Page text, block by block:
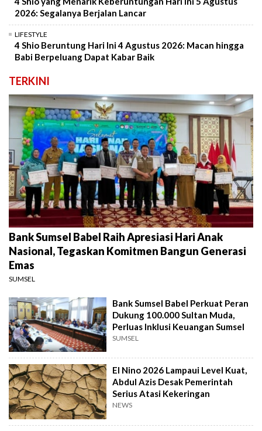
2026: Segalanya Berjalan Lancar
LIFESTYLE
4 Shio Beruntung Hari Ini 4 Agustus 2026: Macan hingga
Babi Berpeluang Dapat Kabar Baik
TERKINI
Bank Sumsel Babel Raih Apresiasi Hari Anak
Nasional, Tegaskan Komitmen Bangun Generasi
Emas
SUMSEL
Bank Sumsel Babel Perkuat Peran
Dukung 100.000 Sultan Muda,
Perluas Inklusi Keuangan Sumsel
SUMSEL
El Nino 2026 Lampaui Level Kuat,
Abdul Azis Desak Pemerintah
Serius Atasi Kekeringan
NEWS